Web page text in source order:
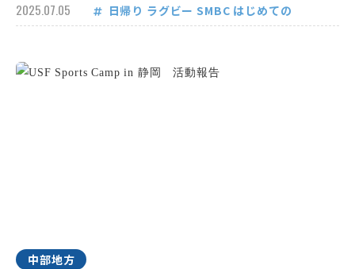
2025.07.05 日帰り ラグビー SMBC はじめての
中部地方